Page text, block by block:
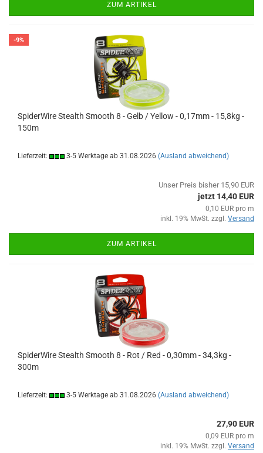
ZUM ARTIKEL
-9%
SpiderWire Stealth Smooth 8 - Gelb / Yellow - 0,17mm - 15,8kg -
150m
Lieferzeit: 3-5 Werktage ab 31.08.2026 (Ausland abweichend)
Unser Preis bisher 15,90 EUR
jetzt 14,40 EUR
0,10 EUR pro m
inkl. 19% MwSt. zzgl. Versand
ZUM ARTIKEL
SpiderWire Stealth Smooth 8 - Rot / Red - 0,30mm - 34,3kg -
300m
Lieferzeit: 3-5 Werktage ab 31.08.2026 (Ausland abweichend)
27,90 EUR
0,09 EUR pro m
inkl. 19% MwSt. zzgl. Versand